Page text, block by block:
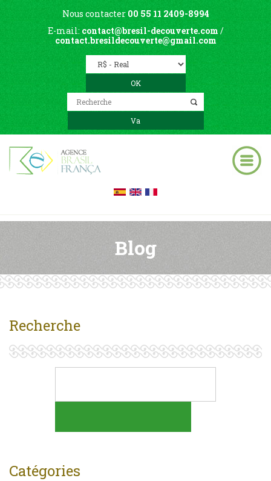
Nous contacter 00 55 11 2409-8994
E-mail: contact@bresil-decouverte.com /
contact.bresildecouverte@gmail.com
Blog
Recherche
Catégories